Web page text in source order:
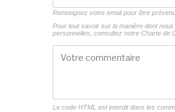
Renseignez votre email pour être
Pour tout savoir sur la manière dont
personnelles, consultez notre Charte de
Le code HTML est interdit dans les